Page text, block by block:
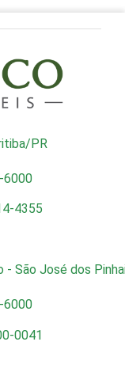
PR
6000
4355
- São José dos
6000
0041